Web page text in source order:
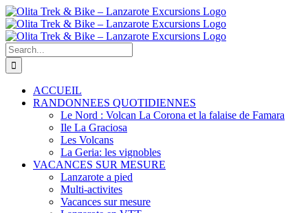
Skip
to
content
Search
for:
ACCUEIL
RANDONNEES QUOTIDIENNES
Le Nord : Volcan La Corona et la falaise de Famara
Ile La Graciosa
Les Volcans
La Geria: les vignobles
VACANCES SUR MESURE
Lanzarote a pied
Multi-activites
Vacances sur mesure